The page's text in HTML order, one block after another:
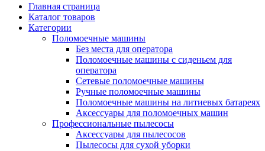
Главная страница
Каталог товаров
Категории
Поломоечные машины
Без места для оператора
Поломоечные машины с сиденьем для
оператора
Сетевые поломоечные машины
Ручные поломоечные машины
Поломоечные машины на литиевых батареях
Аксессуары для поломоечных машин
Профессиональные пылесосы
Аксессуары для пылесосов
Пылесосы для сухой уборки